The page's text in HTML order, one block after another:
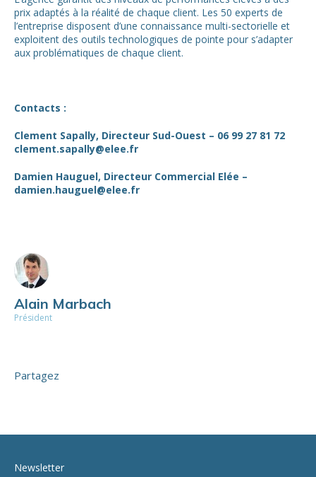
prix adaptés à la réalité de chaque client. Les 50 experts de
l’entreprise disposent d’une connaissance multi-sectorielle et
exploitent des outils technologiques de pointe pour s’adapter
aux problématiques de chaque client.
Contacts :
Clement Sapally, Directeur Sud-Ouest – 06 99 27 81 72
clement.sapally@elee.fr
Damien Hauguel, Directeur Commercial Elée –
damien.hauguel@elee.fr
Alain Marbach
Président
Partagez
Newsletter